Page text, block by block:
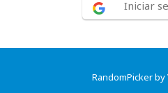
Iniciar
RandomPicker